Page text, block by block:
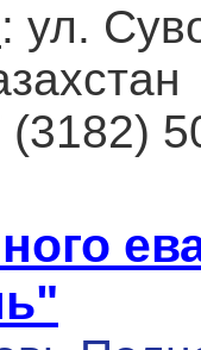
: ул.
(3182)